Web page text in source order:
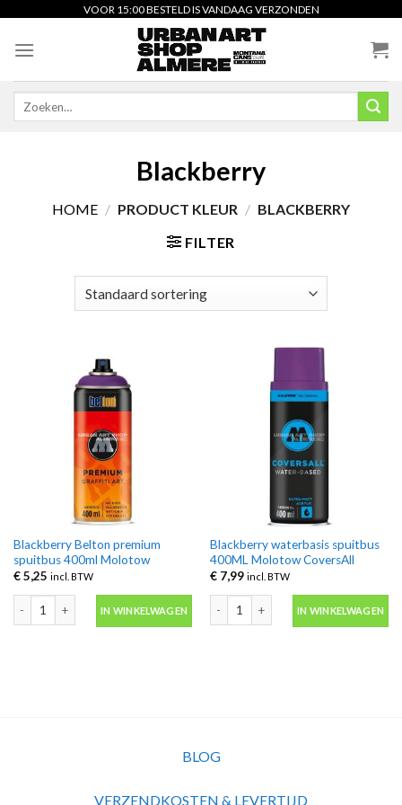
content
VOOR 15:00 BESTELD IS VANDAAG VERZONDEN
Blackberry
HOME / PRODUCT KLEUR / BLACKBERRY
FILTER
Blackberry Belton premium
spuitbus 400ml Molotow
€5,25 incl. BTW
Blackberry Belton premium spuitbus 400ml Molotow aantal
IN WINKELWAGEN
Blackberry waterbasis spuitbus
400ML Molotow CoversAll
€7,99 incl. BTW
Blackberry waterbasis spuitbus
IN WINKELWAGEN
BLOG
VERZENDKOSTEN & LEVERTIJD